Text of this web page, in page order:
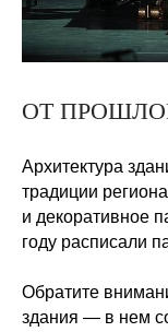
ОТ
Архитектура
традиции
и декоративное
году расписали
Обратите
здания — в нем